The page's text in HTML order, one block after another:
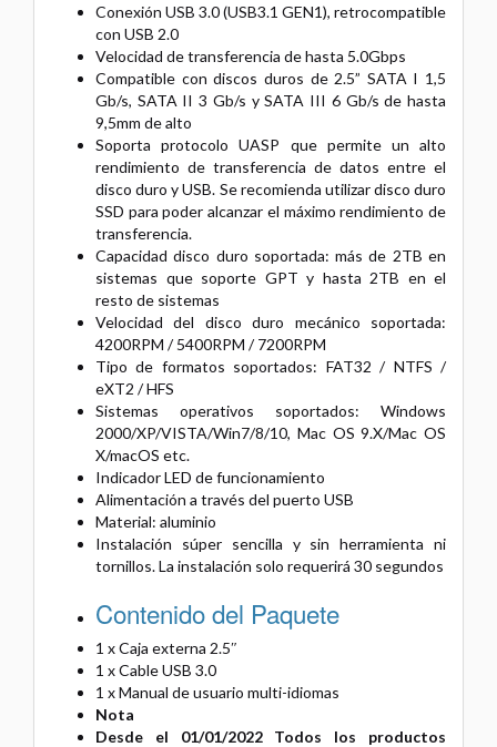
Conexión USB 3.0 (USB3.1 GEN1), retrocompatible
con USB 2.0
Velocidad de transferencia de hasta 5.0Gbps
Compatible con discos duros de 2.5” SATA I 1,5
Gb/s, SATA II 3 Gb/s y SATA III 6 Gb/s de hasta
9,5mm de alto
Soporta protocolo UASP que permite un alto
rendimiento de transferencia de datos entre el
disco duro y USB. Se recomienda utilizar disco duro
SSD para poder alcanzar el máximo rendimiento de
transferencia.
Capacidad disco duro soportada: más de 2TB en
sistemas que soporte GPT y hasta 2TB en el
resto de sistemas
Velocidad del disco duro mecánico soportada:
4200RPM / 5400RPM / 7200RPM
Tipo de formatos soportados: FAT32 / NTFS /
eXT2 / HFS
Sistemas operativos soportados: Windows
2000/XP/VISTA/Win7/8/10, Mac OS 9.X/Mac OS
X/macOS etc.
Indicador LED de funcionamiento
Alimentación a través del puerto USB
Material: aluminio
Instalación súper sencilla y sin herramienta ni
tornillos. La instalación solo requerirá 30 segundos
Contenido del Paquete
1 x Caja externa 2.5″
1 x Cable USB 3.0
1 x Manual de usuario multi-idiomas
Nota
Desde el 01/01/2022 Todos los productos